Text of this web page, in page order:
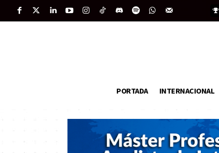
PORTADA INTERNACIONAL